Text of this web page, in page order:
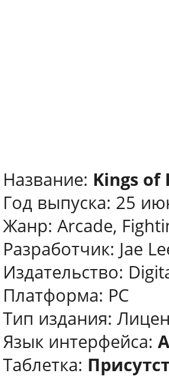
Название: Kings of
Год выпуска: 25
Жанр: Arcade,
Разработчик: Jae
Издательство:
Платформа: PC
Тип издания:
Язык интерфейса:
Таблетка: